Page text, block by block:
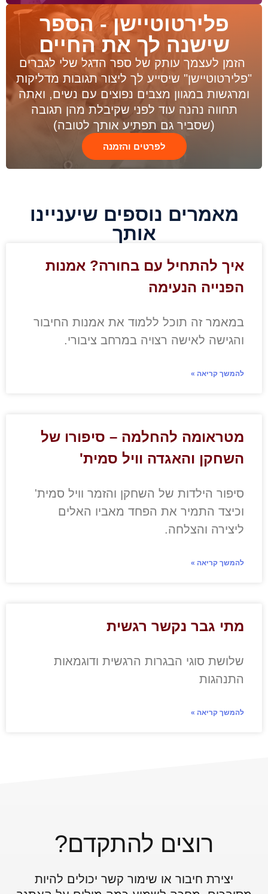
פלירטוטיישן - הספר
שישנה לך את החיים
הזמן לעצמך עותק של ספר הדגל שלי לגברים
"פלירטוטיישן" שיסייע לך ליצור תגובות מדליקות
ומרגשות במגוון מצבים נפוצים עם נשים, ואתה
תחווה נהנה עוד לפני שקיבלת מהן תגובה
(שסביר גם תפתיע אותך לטובה)
לפרטים והזמנה
מאמרים נוספים שיעניינו
אותך
איך להתחיל עם בחורה? אמנות
הפנייה הנעימה
במאמר זה תוכל ללמוד את אמנות החיבור
והגישה לאישה רצויה במרחב ציבורי.
להמשך קריאה »
מטראומה להחלמה – סיפורו של
השחקן והאגדה וויל סמית'
סיפור הילדות של השחקן והזמר וויל סמית'
וכיצד התמיר את הפחד מאביו האלים
ליצירה והצלחה.
להמשך קריאה »
מתי גבר נקשר רגשית
שלושת סוגי הבגרות הרגשית ודוגמאות
התנהגות
להמשך קריאה »
רוצים להתקדם?
יצירת חיבור או שימור קשר יכולים להיות